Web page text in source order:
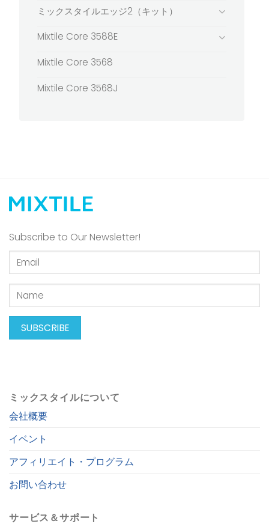
ミックスタイルエッジ2（キット）
Mixtile Core 3588E
Mixtile Core 3568
Mixtile Core 3568J
Subscribe to Our Newsletter!
ミックスタイルについて
会社概要
イベント
アフィリエイト・プログラム
お問い合わせ
サービス＆サポート